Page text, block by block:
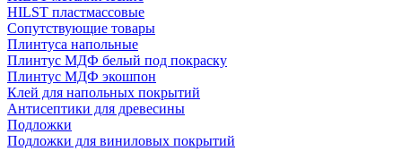
HILST пластмассовые
Сопутствующие товары
Плинтуса напольные
Плинтус МДФ белый под покраску
Плинтус МДФ экошпон
Клей для напольных покрытий
Антисептики для древесины
Подложки
Подложки для виниловых покрытий